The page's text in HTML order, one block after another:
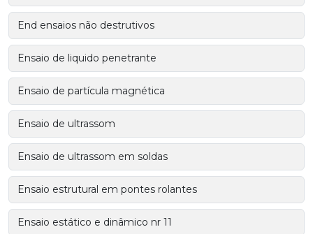
End ensaios não destrutivos
Ensaio de liquido penetrante
Ensaio de partícula magnética
Ensaio de ultrassom
Ensaio de ultrassom em soldas
Ensaio estrutural em pontes rolantes
Ensaio estático e dinâmico nr 11